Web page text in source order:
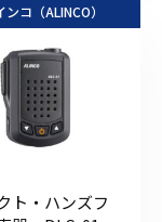
ンコ（ALINCO）
ト・ハンズフ